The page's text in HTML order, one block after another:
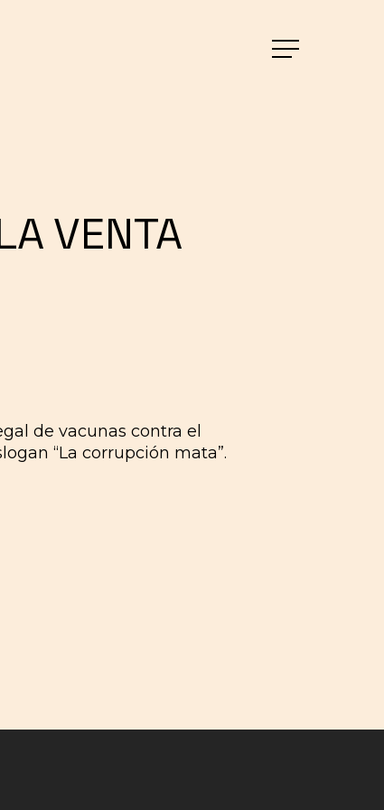
Menu
VENTA
de vacunas contra el
“La corrupción mata”.